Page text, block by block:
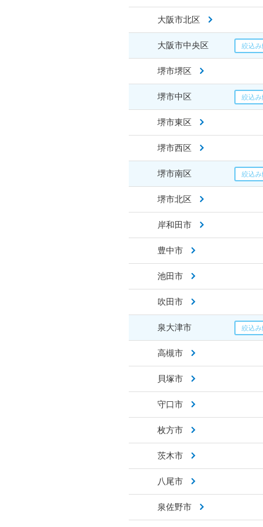
大阪市北区
大阪市中央区
堺市堺区
堺市中区
堺市東区
堺市西区
堺市南区
堺市北区
岸和田市
豊中市
池田市
吹田市
泉大津市
高槻市
貝塚市
守口市
枚方市
茨木市
八尾市
泉佐野市